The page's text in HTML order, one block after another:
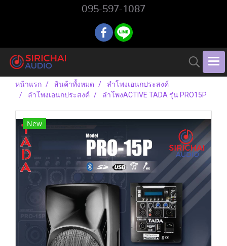
095-597-1087
หน้าแรก สินค้าทั้งหมด
ลำโพงเอนกประสงค์
ลำโพงเอนกประสงค์
ลำโพงACTIVE TADA รุ่น PRO15P
New